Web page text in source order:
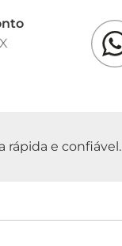
rápida e confiável.